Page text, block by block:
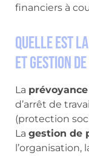
financiers à
Quelle est
et gestion
La prévoyance
d’arrêt de
(protection
La gestion de
l’organisation,